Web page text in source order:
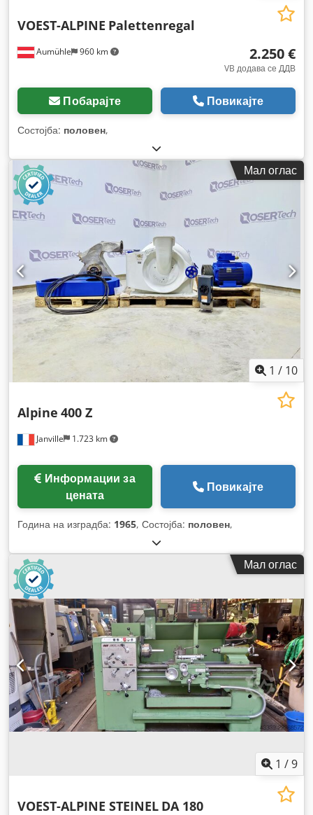
Aumühle 960 km
VOEST-ALPINE Palettenregal
2.250 €
VB додава се ДДВ
Побарајте Повикајте
Состојба: половен,
Мал оглас
1 / 10
Janville 1.723 km
Alpine 400 Z
цената
Повикајте
Година на изградба: 1965, Состојба: половен,
Мал оглас
1 /9
VOEST-ALPINE STEINEL DA 180